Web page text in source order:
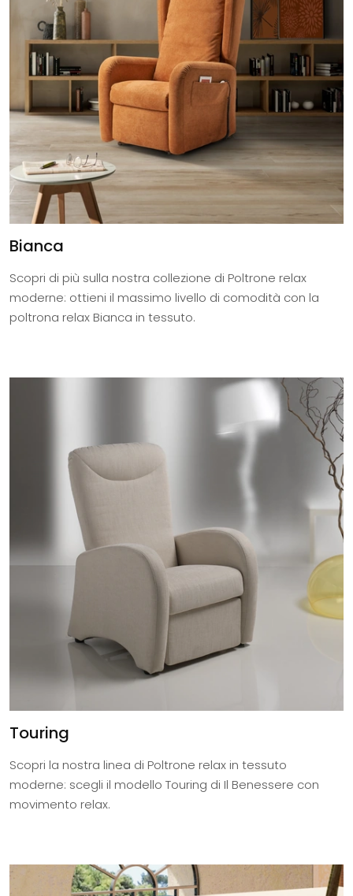
Bianca
Scopri di più sulla nostra collezione di Poltrone relax
moderne: ottieni il massimo livello di comodità con la
poltrona relax Bianca in tessuto.
Touring
Scopri la nostra linea di Poltrone relax in tessuto
moderne: scegli il modello Touring di Il Benessere con
movimento relax.